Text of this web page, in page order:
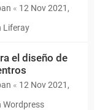
« 12 Nov 2021,
Liferay
el diseño de
« 12 Nov 2021,
Wordpress